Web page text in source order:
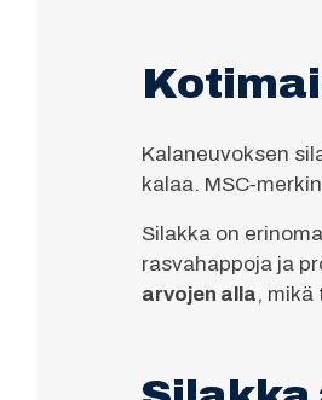
Kalaneuvoksen
kalaa.
Silakka on
rasvahappoja ja
arvojen alla, mikä